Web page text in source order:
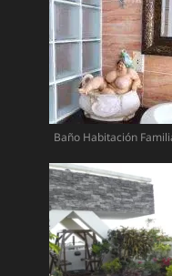
Baño Habitación